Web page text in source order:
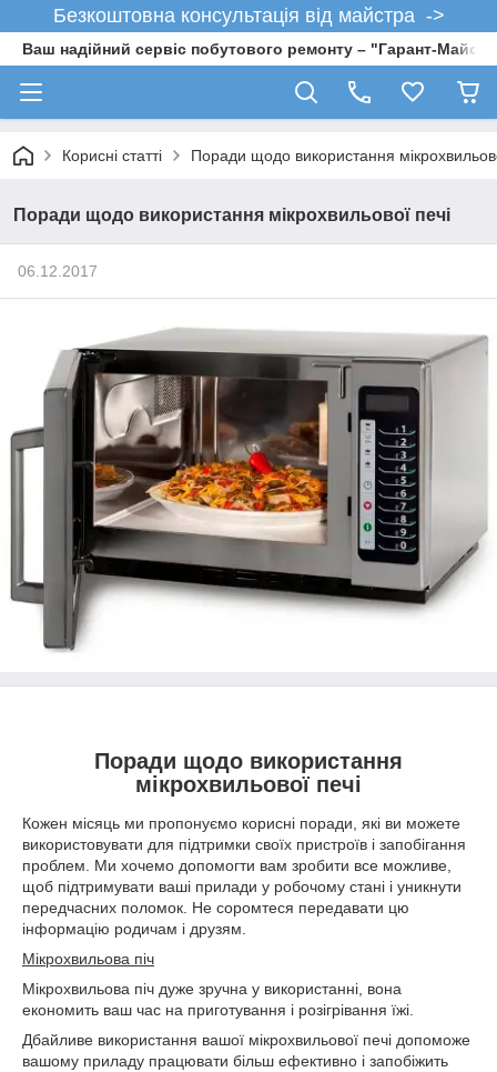
Безкоштовна консультація від майстра ->
Ваш надійний сервіс побутового ремонту – "Гарант-
Корисні статті Поради щодо використання
Поради щодо використання мікрохвильової печі
06.12.2017
Поради щодо використання
мікрохвильової печі
Кожен місяць ми пропонуємо корисні поради, які ви можете
використовувати для підтримки своїх пристроїв і запобігання
проблем. Ми хочемо допомогти вам зробити все можливе,
щоб підтримувати ваші прилади у робочому стані і уникнути
передчасних поломок. Не соромтеся передавати цю
інформацію родичам і друзям.
Мікрохвильова піч
Мікрохвильова піч дуже зручна у використанні, вона
економить ваш час на приготування і розігрівання їжі.
Дбайливе використання вашої мікрохвильової печі допоможе
вашому приладу працювати більш ефективно і запобіжить